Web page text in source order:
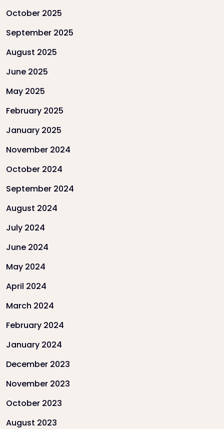
October 2025
September 2025
August 2025
June 2025
May 2025
February 2025
January 2025
November 2024
October 2024
September 2024
August 2024
July 2024
June 2024
May 2024
April 2024
March 2024
February 2024
January 2024
December 2023
November 2023
October 2023
August 2023